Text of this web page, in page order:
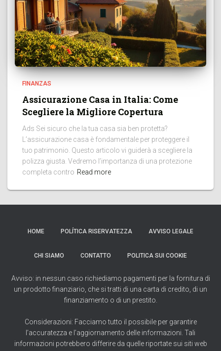
FINANZAS
Assicurazione Casa in Italia: Come
Scegliere la Migliore Copertura
Ads Sei sicuro che la tua casa sia ben protetta?
L’assicurazione casa è fondamentale per proteggere il
tuo patrimonio. Questo articolo vi guiderà a scegliere la
polizza giusta. Vedremo l’importanza di una protezione
completa contro Read more
HOME POLÍTICA RISERVATEZZA AVVISO LEGALE
CHI SIAMO CONTATTO POLITICA SUI COOKIE
Avviso: in nessun caso richiediamo pagamenti per la fornitura di
un prodotto finanziario, che si tratti di una carta di credito, di un
finanziamento o di un prestito.
Considerazioni: Facciamo tutto il possibile per garantire
l’accuratezza e l’aggiornamento delle informazioni. Tali
informazioni potrebbero differire da quelle riportate sui siti web